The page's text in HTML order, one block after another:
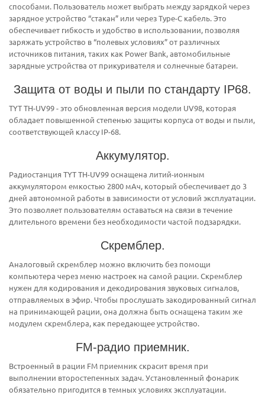
способами. Пользователь может выбрать между зарядкой через
зарядное устройство “стакан” или через Type-C кабель. Это
обеспечивает гибкость и удобство в использовании, позволяя
заряжать устройство в “полевых условиях” от различных
источников питания, таких как Power Bank, автомобильные
зарядные устройства от прикуривателя и солнечные батареи.
Защита от воды и пыли по стандарту IP68.
TYT TH-UV99 - это обновленная версия модели UV98, которая
обладает повышенной степенью защиты корпуса от воды и пыли,
соответствующей классу IP-68.
Аккумулятор.
Радиостанция TYT TH-UV99 оснащена литий-ионным
аккумулятором емкостью 2800 мАч, который обеспечивает до 3
дней автономной работы в зависимости от условий эксплуатации.
Это позволяет пользователям оставаться на связи в течение
длительного времени без необходимости частой подзарядки.
Скремблер.
Аналоговый скремблер можно включить без помощи
компьютера через меню настроек на самой рации. Скремблер
нужен для кодирования и декодирования звуковых сигналов,
отправляемых в эфир. Чтобы прослушать закодированный сигнал
на принимающей рации, она должна быть оснащена таким же
модулем скремблера, как передающее устройство.
FM-радио приемник.
Встроенный в рации FM приемник скрасит время при
выполнении второстепенных задач. Установленный фонарик
обязательно пригодится в темных условиях эксплуатации.